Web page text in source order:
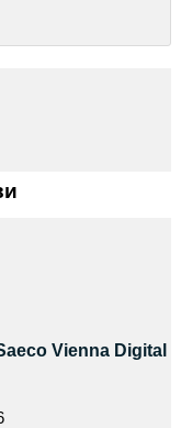
Vienna Digital